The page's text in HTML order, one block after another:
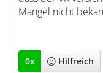
Mängel nicht
0x Hilfreich